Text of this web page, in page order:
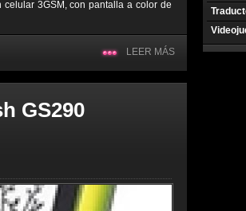
3GSM, con pantalla a color de
LEER MÁS
GS290